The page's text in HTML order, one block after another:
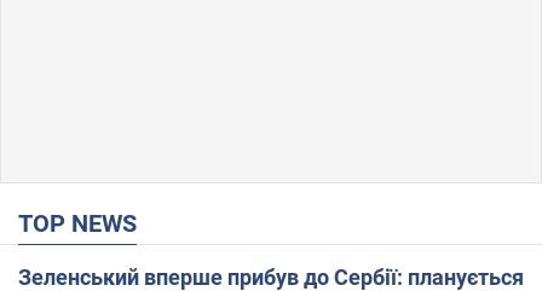
TOP NEWS
Зеленський вперше прибув до Сербії: планується